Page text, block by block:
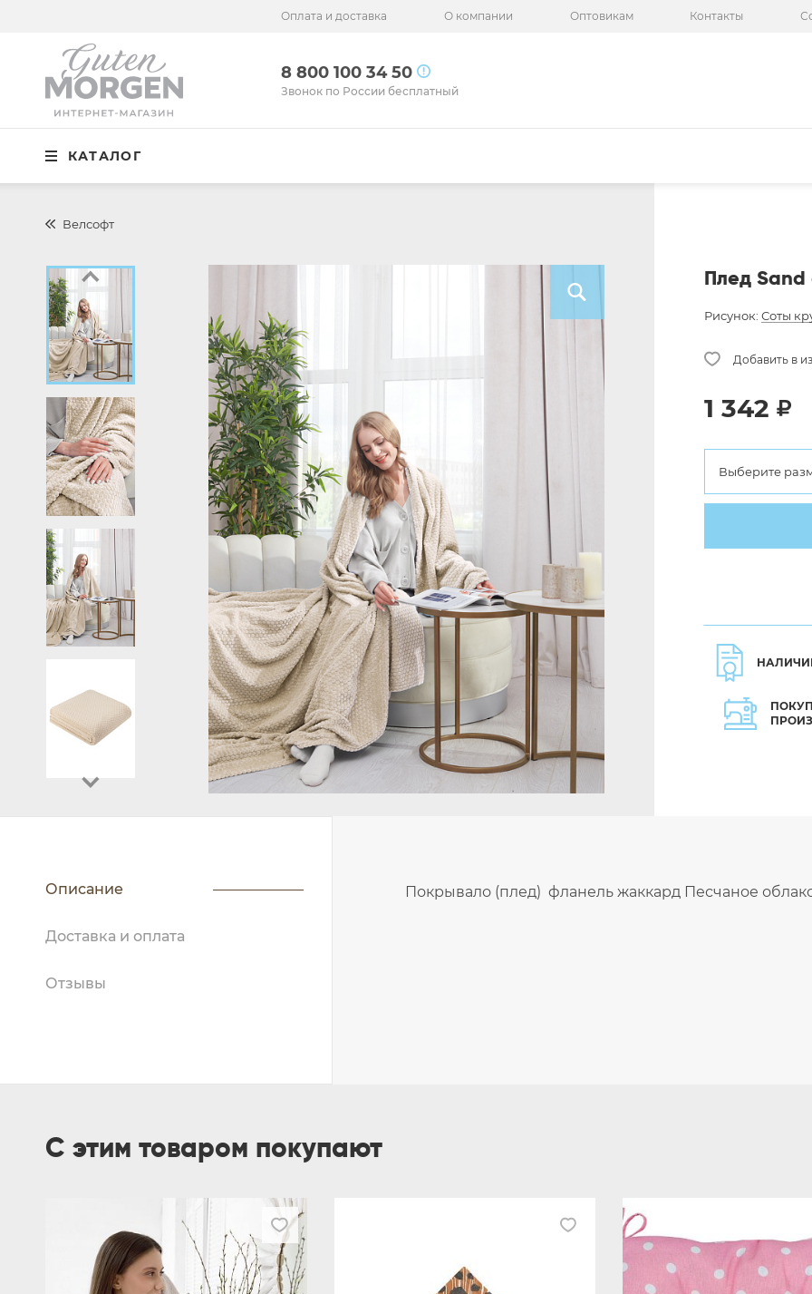
Оплата и доставка О компании Оптовикам Контакты
8 800 100 34 50
Звонок по России бесплатный
КАТАЛОГ
8 800 100 34 50
Звонок по России бесплатный
Спальня
Кухня
Ванная
Готовые решения
Распродажа
Велсофт
Плед
Рисунок: Соты
1 342
Выберите
Описание
Доставка и оплата
Отзывы
Покрывало (плед) фланель жаккард Песчаное
С этим товаром покупают